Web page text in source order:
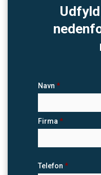
Navn *
Firma *
Telefon *